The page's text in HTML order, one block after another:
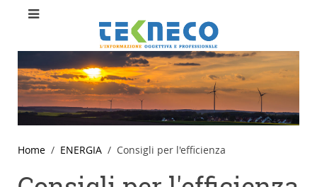
Home ENERGIA Consigli per l'efficienza